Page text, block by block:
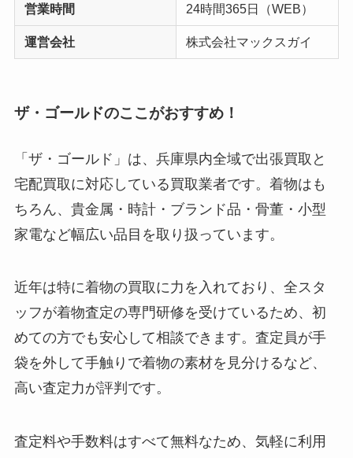
営業時間 24時間365日（WEB）
運営会社 株式会社マックスガイ
ザ・ゴールドのここがおすすめ！
「ザ・ゴールド」は、兵庫県内全域で出張買取と
宅配買取に対応している買取業者です。着物はも
ちろん、貴金属・時計・ブランド品・骨董・小型
家電など幅広い品目を取り扱っています。
近年は特に着物の買取に力を入れており、全スタ
ッフが着物査定の専門研修を受けているため、初
めての方でも安心して相談できます。査定員が手
袋を外して手触りで着物の素材を見分けるなど、
高い査定力が評判です。
査定料や手数料はすべて無料なため、気軽に利用